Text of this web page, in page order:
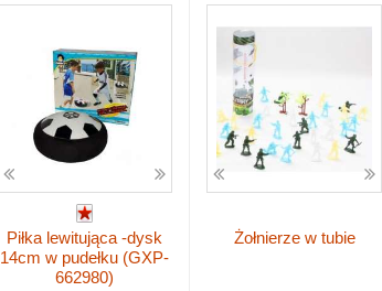
Piłka lewitująca -dysk
14cm w pudełku (GXP-
662980)
Żołnierze w tubie